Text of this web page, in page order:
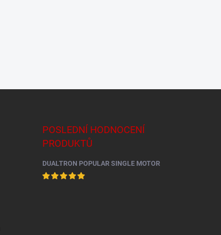
POSLEDNÍ HODNOCENÍ
PRODUKTŮ
DUALTRON POPULAR SINGLE MOTOR